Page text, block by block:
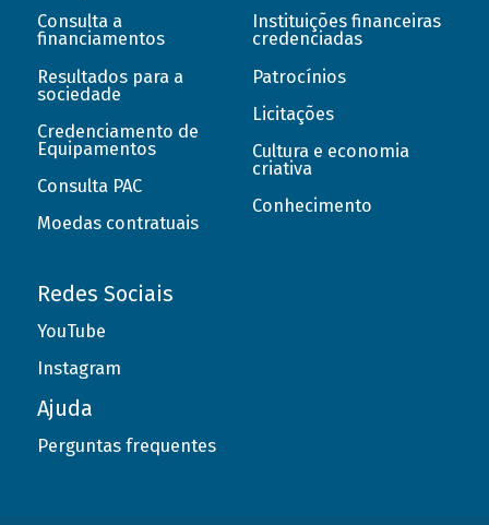
Consulta a
financiamentos
Resultados para a
sociedade
Credenciamento de
Equipamentos
Consulta PAC
Moedas contratuais
Instituições financeiras
credenciadas
Patrocínios
Licitações
Cultura e economia
criativa
Conhecimento
Redes Sociais
YouTube
Instagram
Ajuda
Perguntas frequentes